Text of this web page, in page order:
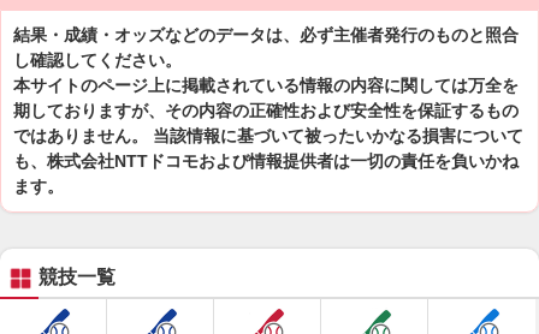
結果・成績・オッズなどのデータは、必ず主催者発行のものと照合
し確認してください。
本サイトのページ上に掲載されている情報の内容に関しては万全を
期しておりますが、その内容の正確性および安全性を保証するもの
ではありません。 当該情報に基づいて被ったいかなる損害について
も、株式会社NTTドコモおよび情報提供者は一切の責任を負いかね
ます。
競技一覧